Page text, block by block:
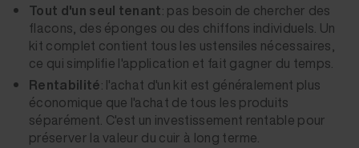
Tout d'un seul tenant: pas besoin de chercher des
flacons, des éponges ou des chiffons individuels. Un
kit complet contient tous les ustensiles nécessaires,
ce qui simplifie l'application et fait gagner du temps.
Rentabilité: l'achat d'un kit est généralement plus
économique que l'achat de tous les produits
séparément. C'est un investissement rentable pour
préserver la valeur du cuir à long terme.